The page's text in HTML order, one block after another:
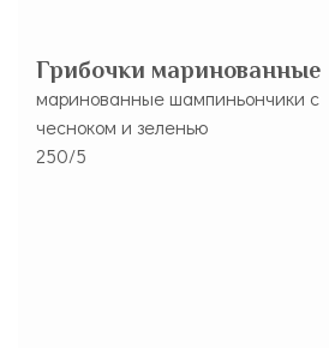
Грибочки маринованные
маринованные шампиньончики с
чесноком и зеленью
250/5